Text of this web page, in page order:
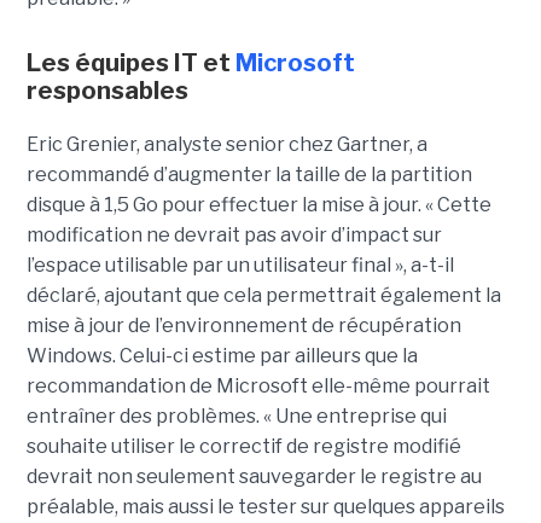
Les équipes IT et Microsoft
responsables
Eric Grenier, analyste senior chez Gartner, a
recommandé d’augmenter la taille de la partition
disque à 1,5 Go pour effectuer la mise à jour. « Cette
modification ne devrait pas avoir d’impact sur
l’espace utilisable par un utilisateur final », a-t-il
déclaré, ajoutant que cela permettrait également la
mise à jour de l’environnement de récupération
Windows. Celui-ci estime par ailleurs que la
recommandation de Microsoft elle-même pourrait
entraîner des problèmes. « Une entreprise qui
souhaite utiliser le correctif de registre modifié
devrait non seulement sauvegarder le registre au
préalable, mais aussi le tester sur quelques appareils